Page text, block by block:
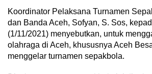
Koordinator Pelaksana Turnamen
dan Banda Aceh, Sofyan, S. Sos,
(1/11/2021) menyebutkan, untuk
olahraga di Aceh, khususnya Aceh
menggelar turnamen sepakbola.